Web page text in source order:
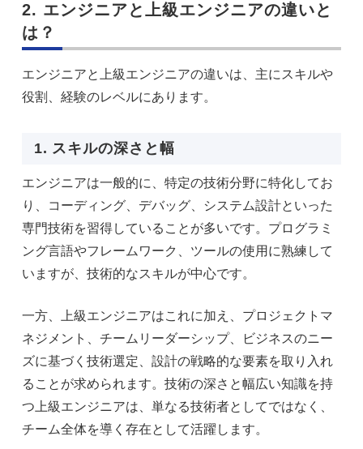
2. エンジニアと上級エンジニアの違いと
は？
エンジニアと上級エンジニアの違いは、主にスキルや
役割、経験のレベルにあります。
1. スキルの深さと幅
エンジニアは一般的に、特定の技術分野に特化してお
り、コーディング、デバッグ、システム設計といった
専門技術を習得していることが多いです。プログラミ
ング言語やフレームワーク、ツールの使用に熟練して
いますが、技術的なスキルが中心です。
一方、上級エンジニアはこれに加え、プロジェクトマ
ネジメント、チームリーダーシップ、ビジネスのニー
ズに基づく技術選定、設計の戦略的な要素を取り入れ
ることが求められます。技術の深さと幅広い知識を持
つ上級エンジニアは、単なる技術者としてではなく、
チーム全体を導く存在として活躍します。